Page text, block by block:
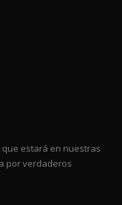
que estará en nuestras
por verdaderos